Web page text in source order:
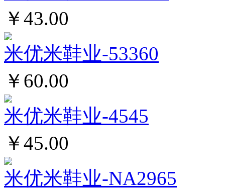
￥43.00
米优米鞋业-53360
￥60.00
米优米鞋业-4545
￥45.00
米优米鞋业-NA2965